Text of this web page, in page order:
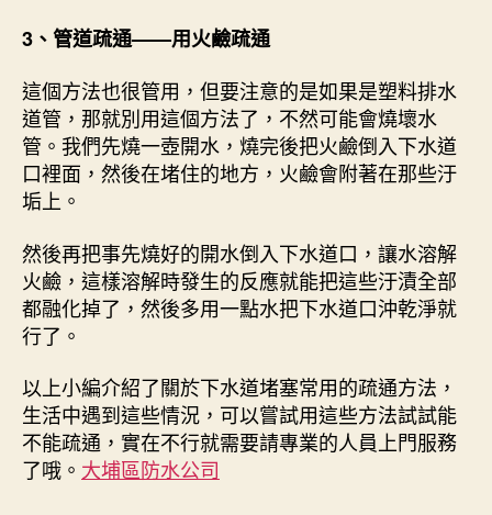
3、管道疏通——用火鹼疏通
這個方法也很管用，但要注意的是如果是塑料排水
道管，那就別用這個方法了，不然可能會燒壞水
管。我們先燒一壺開水，燒完後把火鹼倒入下水道
口裡面，然後在堵住的地方，火鹼會附著在那些汙
垢上。
然後再把事先燒好的開水倒入下水道口，讓水溶解
火鹼，這樣溶解時發生的反應就能把這些汙漬全部
都融化掉了，然後多用一點水把下水道口沖乾淨就
行了。
以上小編介紹了關於下水道堵塞常用的疏通方法，
生活中遇到這些情況，可以嘗試用這些方法試試能
不能疏通，實在不行就需要請專業的人員上門服務
了哦。 大埔區防水公司